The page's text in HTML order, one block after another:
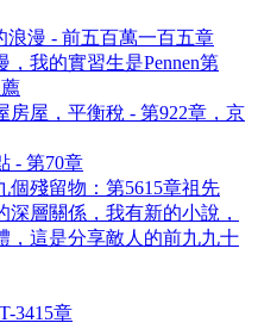
浪漫 - 前五百萬一百五章
我的實習生是Pennen第
屋，平衡稅 - 第922章，京
- 第70章
個殘留物：第5615章祖先
層關係，我有新的小說，
，這是分享敵人的前九九十
3415章